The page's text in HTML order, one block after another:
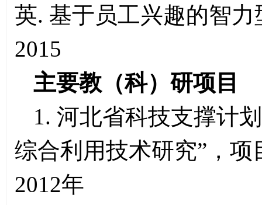
英. 基于员工兴趣的智
2015
主要教（科）研项目
1. 河北省科技支撑计
综合利用技术研究”，
2012年